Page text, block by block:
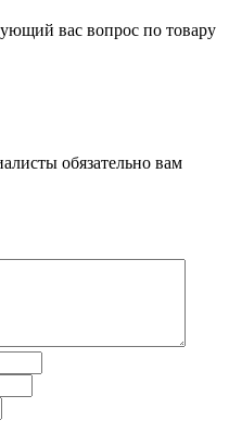
вас вопрос по товару
обязательно вам